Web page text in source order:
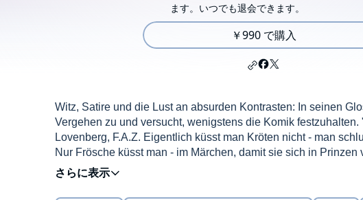
ます。いつでも退会できます。
￥990 で購入
Witz, Satire und die Lust an absurden Kontrasten: In seinen
Vergehen zu und versucht, wenigstens die Komik
Lovenberg, F.A.Z. Eigentlich küsst man Kröten nicht - man
Nur Frösche küsst man - im Märchen, damit sie sich in
Realität so, als müsste ihr Autor dauernd Kröten schlucken. In
Wesen: lupenreine Gasprom-Demokraten, Problembären wie
Köche. Seine Glossen sind aus der Froschperspektive erzählt,
©2020 Hellmuth Karasek (P)2020 SAGA Egmont